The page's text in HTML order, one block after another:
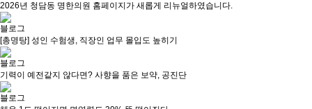
2026년 청담동 명한의원 홈페이지가 새롭게 리뉴얼하였습니다.
블로그
[총명탕] 성인 수험생, 직장인 업무 몰입도 높히기
블로그
기력이 예전같지 않다면? 사향을 품은 보약, 공진단
블로그